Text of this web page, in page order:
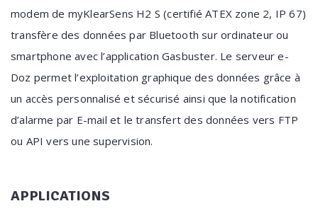
modem de myKlearSens H2 S (certifié ATEX zone 2, IP 67)
transfère des données par Bluetooth sur ordinateur ou
smartphone avec l’application Gasbuster. Le serveur e-
Doz permet l’exploitation graphique des données grâce à
un accès personnalisé et sécurisé ainsi que la notification
d’alarme par E-mail et le transfert des données vers FTP
ou API vers une supervision.
APPLICATIONS